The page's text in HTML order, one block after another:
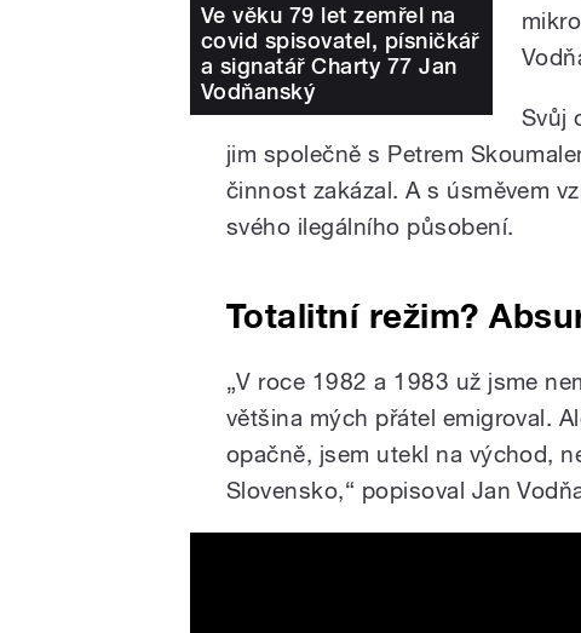
Ve věku 79 let zemřel na
covid spisovatel, písničkář
a signatář Charty 77 Jan
Vodňanský
Svůj
jim společně s Petrem
činnost zakázal. A s úsměvem
svého ilegálního působení.
Totalitní režim?
„V roce 1982 a 1983 už jsme
většina mých přátel emigroval.
opačně, jsem utekl na východ,
Slovensko,“ popisoval Jan